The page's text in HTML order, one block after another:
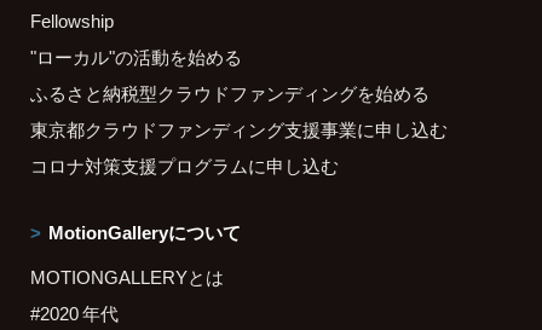
Fellowship
"ローカル"の活動を始める
ふるさと納税型クラウドファンディングを始める
東京都クラウドファンディング支援事業に申し込む
コロナ対策支援プログラムに申し込む
MotionGalleryについて
MOTIONGALLERYとは
#2020 年代